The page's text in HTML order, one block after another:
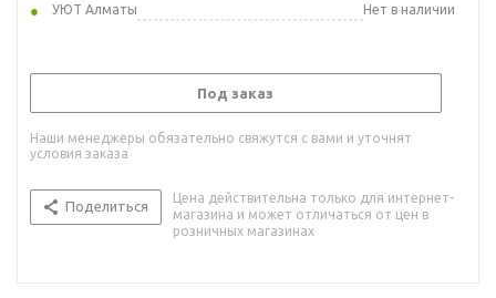
УЮТ Алматы
Нет в наличии
Под заказ
Наши менеджеры обязательно свяжутся с вами и уточнят
условия заказа
Поделиться
Цена действительна только для интернет-
магазина и может отличаться от цен в
розничных магазинах